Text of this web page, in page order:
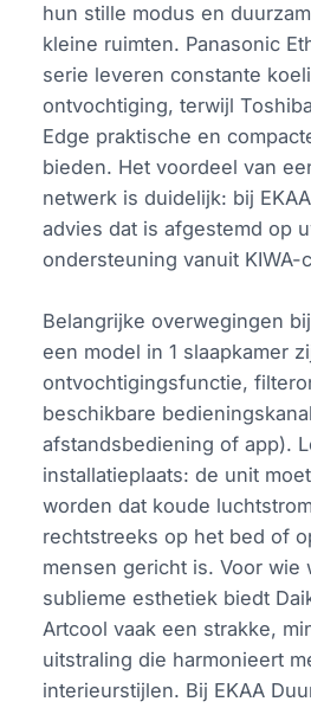
hun stille modus en
kleine ruimten. Panasonic
serie leveren constante
ontvochtiging, terwijl
Edge praktische en
bieden. Het voordeel van
netwerk is duidelijk: bij
advies dat is afgestemd op
ondersteuning vanuit KIWA-
Belangrijke overwegingen
een model in 1 slaapkamer
ontvochtigingsfunctie,
beschikbare
afstandsbediening of app).
installatieplaats: de unit
worden dat koude
rechtstreeks op het bed of
mensen gericht is. Voor wie
sublieme esthetiek biedt
Artcool vaak een strakke,
uitstraling die harmonieert
interieurstijlen. Bij EKAA